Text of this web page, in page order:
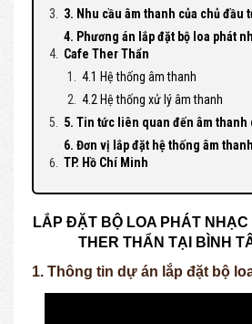
3. Nhu cầu âm thanh của chủ đầu
4. Phương án lắp đặt bộ loa phát
Cafe Ther Thẩn
4.1 Hệ thống âm thanh
4.2 Hệ thống xử lý âm thanh
5. Tin tức liên quan đến âm thanh
6. Đơn vị lắp đặt hệ thống âm
TP. Hồ Chí Minh
LẮP ĐẶT BỘ LOA PHÁT
THER THẨN TẠI BÌNH
1. Thông tin dự án lắp đặt bộ